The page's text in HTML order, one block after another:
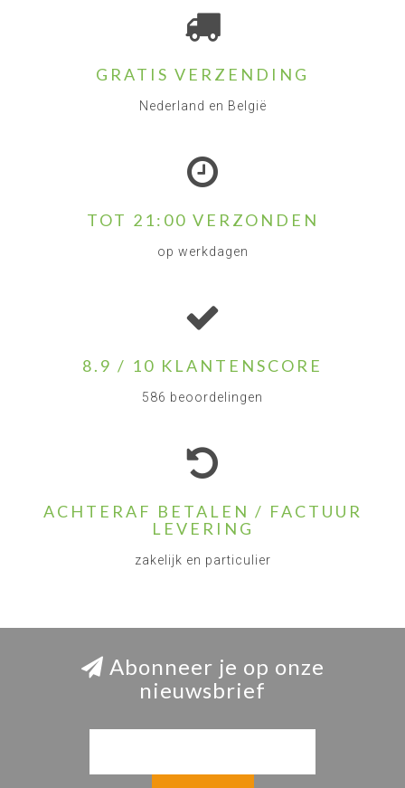
GRATIS VERZENDING
Nederland en België
TOT 21:00 VERZONDEN
op werkdagen
8.9 / 10 KLANTENSCORE
586 beoordelingen
ACHTERAF BETALEN / FACTUUR
LEVERING
zakelijk en particulier
Abonneer je op onze
nieuwsbrief